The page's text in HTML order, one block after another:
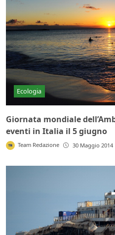
Ecologia
Giornata mondiale
eventi in Italia il 5 giugno
Team Redazione 30 Maggio 2014